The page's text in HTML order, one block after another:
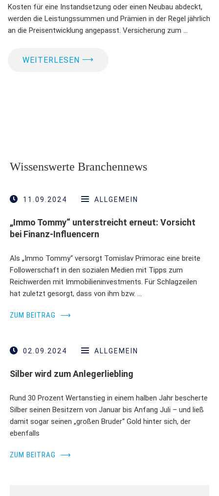
Kosten für eine Instandsetzung oder einen Neubau abdeckt,
werden die Leistungssummen und Prämien in der Regel jährlich
an die Preisentwicklung angepasst. Versicherung zum …
WEITERLESEN ⟶
Wissenswerte Branchennews
11.09.2024 ALLGEMEIN
„Immo Tommy“ unterstreicht erneut: Vorsicht
bei Finanz-Influencern
Als „Immo Tommy“ versorgt Tomislav Primorac eine breite
Followerschaft in den sozialen Medien mit Tipps zum
Reichwerden mit Immobilieninvestments. Für Schlagzeilen
hat zuletzt gesorgt, dass von ihm bzw. …
ZUM BEITRAG ⟶
02.09.2024 ALLGEMEIN
Silber wird zum Anlegerliebling
Rund 30 Prozent Wertanstieg in einem halben Jahr bescherte
Silber seinen Besitzern von Januar bis Anfang Juli – und ließ
damit sogar seinen „großen Bruder“ Gold hinter sich, der
ebenfalls
ZUM BEITRAG ⟶